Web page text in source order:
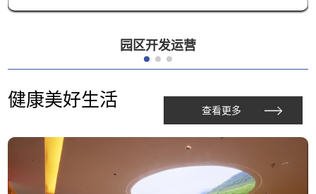
园区开发运营
健康美好生活 查看更多